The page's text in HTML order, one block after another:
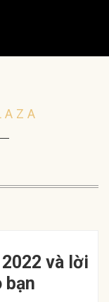
và lời
bạn